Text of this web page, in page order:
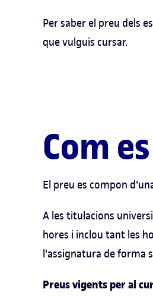
Per saber el preu dels
que vulguis cursar.
Com
El preu es compon
A les titulacions
hores i inclou tant les
l'assignatura de forma
Preus vigents per al